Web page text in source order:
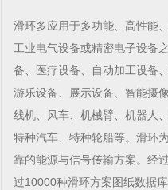
滑环多应用于多功能、高性能
工业电气设备或精密电子设备
备、医疗设备、自动加工设备
游乐设备、展示设备、智能摄
线机、风车、机械臂、机器人
特种汽车、特种轮船等。滑环
靠的能源与信号传输方案。经
过10000种滑环方案图纸数据